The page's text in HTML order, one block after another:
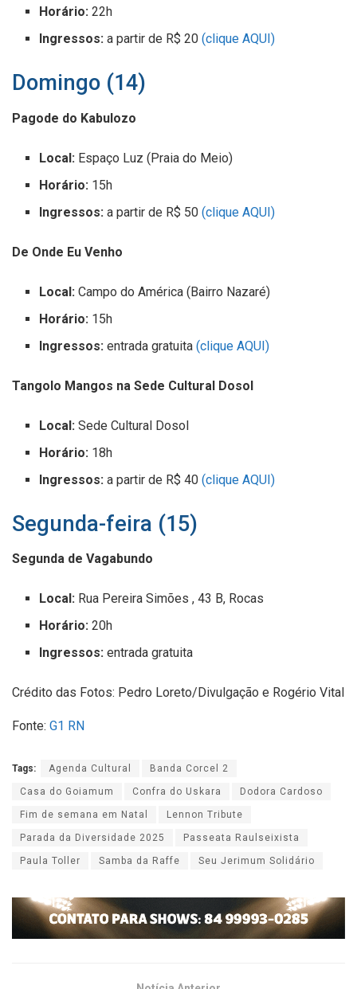
Horário:22h
Ingressos:a partir de R$ 20 (clique AQUI)
Domingo (14)
Pagode do Kabulozo
Local: Espaço Luz (Praia do Meio)
Horário: 15h
Ingressos:a partir de R$ 50 (clique AQUI)
De Onde Eu Venho
Local:Campo do América (Bairro Nazaré)
Horário: 15h
Ingressos: entrada gratuita(clique AQUI)
Tangolo Mangos na Sede Cultural Dosol
Local:Sede Cultural Dosol
Horário: 18h
Ingressos:a partir de R$ 40 (clique AQUI)
Segunda-feira (15)
Segunda de Vagabundo
Local: Rua Pereira Simões , 43 B, Rocas
Horário:20h
Ingressos:entrada gratuita
Crédito das Fotos: Pedro Loreto/Divulgação e Rogério Vital
Fonte: G1 RN
Tags: Agenda Cultural Banda Corcel 2
Casa do Goiamum Confra do Uskara Dodora Cardoso
Fim de semana em Natal Lennon Tribute
Parada da Diversidade 2025 Passeata Raulseixista
Paula Toller Samba da Raffe Seu Jerimum Solidário